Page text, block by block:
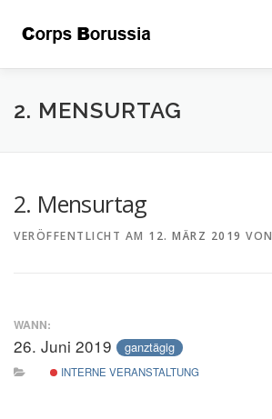
Inhalt
springen
ÜBER UNS DAS CORPS
STIFTUNG INTERNER BEREICH
2. MENSURTAG
2. Mensurtag
VERÖFFENTLICHT AM 12. MÄRZ 2019 VON
WANN:
26. Juni 2019 ganztägig
INTERNE VERANSTALTUNG